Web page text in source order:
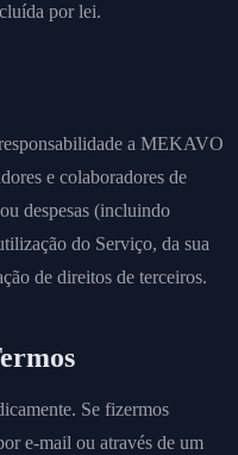
por lei.
a MEKAVO
e colaboradores de
despesas (incluindo
do Serviço, da sua
de direitos de terceiros.
Se fizermos
e-mail ou através de um